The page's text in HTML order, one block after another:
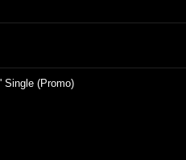
Single (Promo)